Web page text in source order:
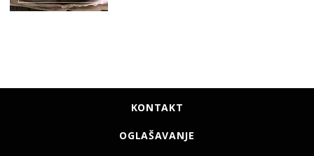
KONTAKT
OGLAŠAVANJE